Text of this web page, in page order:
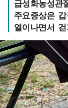
급성화농성관
주요증상은
열이나면서